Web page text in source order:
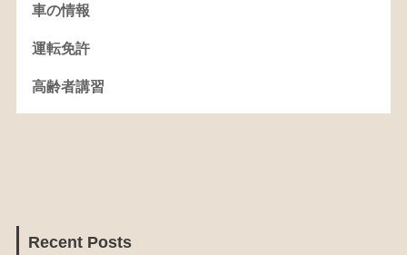
車の情報
運転免許
高齢者講習
Recent Posts